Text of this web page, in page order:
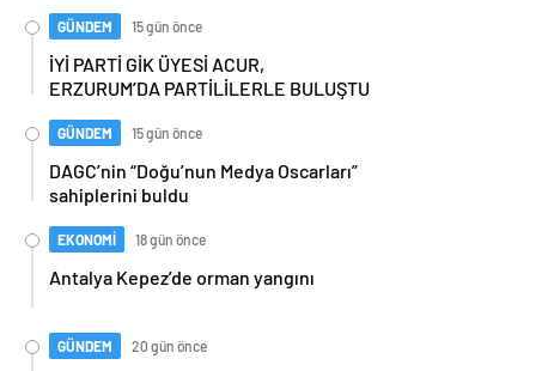
GÜNDEM 15 gün önce
İYİ PARTİ GİK ÜYESİ ACUR,
ERZURUM’DA PARTİLİLERLE BULUŞTU
GÜNDEM 15 gün önce
DAGC’nin “Doğu’nun Medya Oscarları”
sahiplerini buldu
EKONOMİ 18 gün önce
Antalya Kepez’de orman yangını
GÜNDEM 20 gün önce